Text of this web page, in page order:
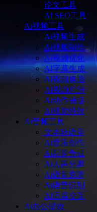
论文工具
AI SEO工具
Ai视频工具
Ai视频生成
Ai视频制作
AI视频优化
AI字幕生成
AI视频换脸
AI视频总结
Ai动作捕捉
Ai视觉特效
Ai音频工具
文本转语音
Ai音乐创作
Ai配音合成
Ai人声分离
Ai语音克隆
Ai语音识别
AI语音交互
Ai办公提效